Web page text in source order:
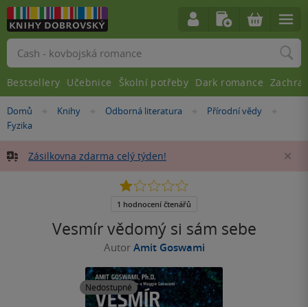
Nacházíte
se
Domů »
Knihy »
Odborná literatura »Přírodní vědy
Fyzika
Zásilkovna zdarma celý týden!
Vesmír vědomý si sám sebe
Autor Amit Goswami
Nedostupné
1.0
5
1 hodnocení čtenářů
Vyhledávání
Bestsellery Učebnice Školní potřeby Dark romance